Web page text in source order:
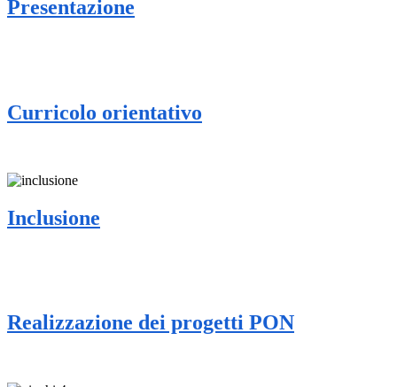
Presentazione
Curricolo orientativo
Inclusione
Realizzazione dei progetti PON